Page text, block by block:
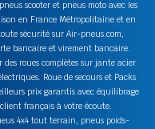
scooter et pneus moto avec les
en France Métropolitaine et en
sécurité sur Air-pneus.com,
bancaire et virement bancaire.
des roues complètes sur jante acier
Roue de secours et Packs
prix garantis avec équilibrage
français à votre écoute.
4x4 tout terrain, pneus poids-